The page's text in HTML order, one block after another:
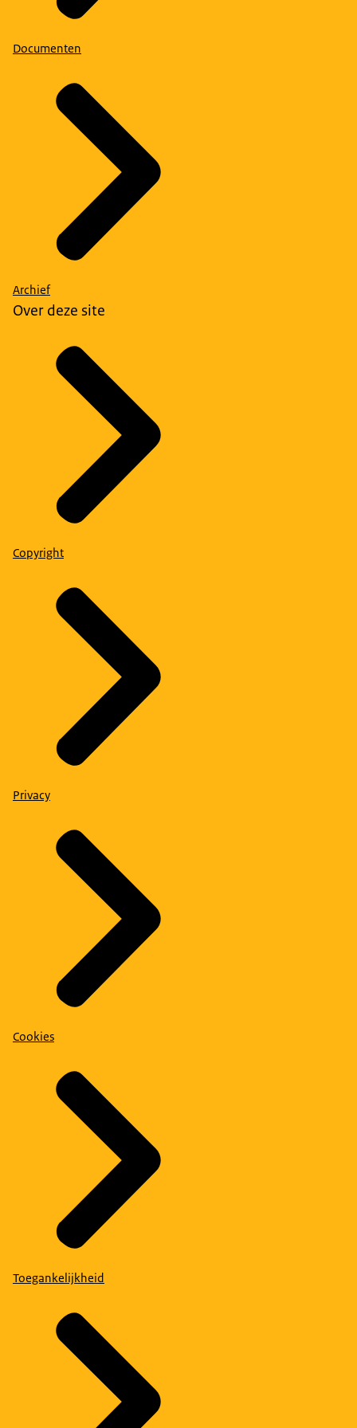
Documenten
Archief
Over deze site
Copyright
Privacy
Cookies
Toegankelijkheid